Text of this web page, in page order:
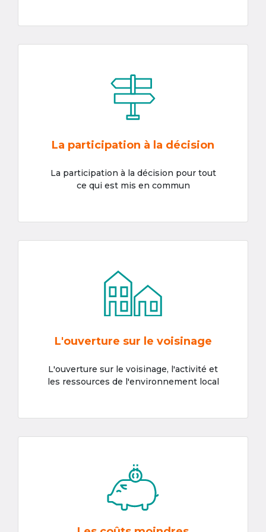
La participation à la décision
La participation à la décision pour tout
ce qui est mis en commun
L'ouverture sur le voisinage
L'ouverture sur le voisinage, l'activité et
les ressources de l'environnement local